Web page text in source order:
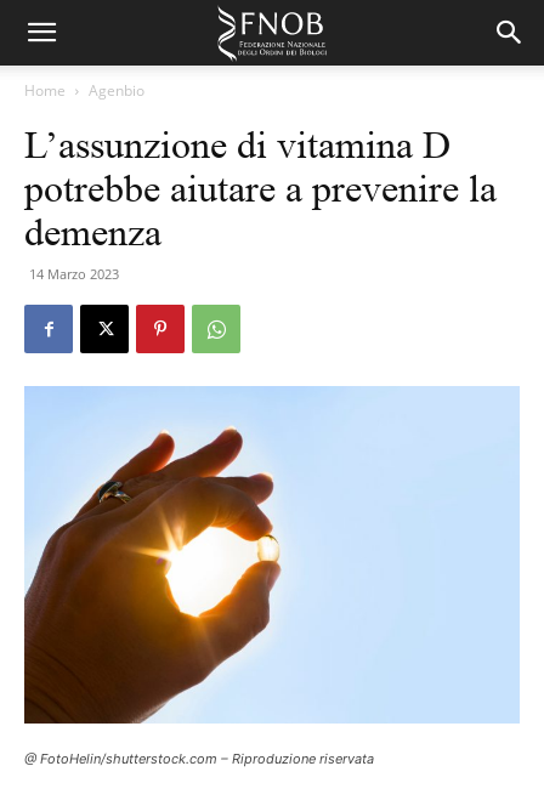
Home Agenbio
L’assunzione di vitamina D
potrebbe aiutare a prevenire la
demenza
14 Marzo 2023
@ FotoHelin/shutterstock.com – Riproduzione riservata